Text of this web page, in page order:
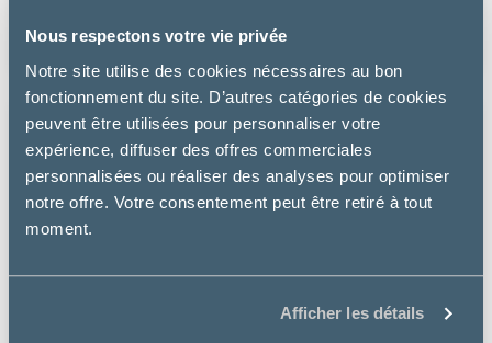
Nous respectons votre vie privée
Notre site utilise des cookies nécessaires au bon
fonctionnement du site. D’autres catégories de cookies
peuvent être utilisées pour personnaliser votre
expérience, diffuser des offres commerciales
personnalisées ou réaliser des analyses pour optimiser
notre offre. Votre consentement peut être retiré à tout
moment.
Afficher les détails
8.99€